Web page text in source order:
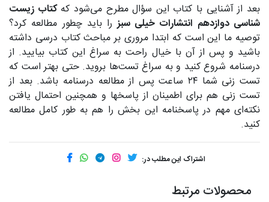
بعد از آشنایی با کتاب این سؤال مطرح می‌شود کهکتاب زیست
شناسی دوازدهم انتشارات خیلی سبز را باید چطور مطالعه کرد؟
توصیه ما این است که ابتدا مروری بر مباحث کتاب درسی داشته
باشید و پس از آن با خیال راحت به سراغ این کتاب بیایید. از
درسنامه شروع کنید و به سراغ تست‌ها بروید. حتی بهتر است که
تست زنی شما ۲۴ ساعت پس از مطالعه درسنامه باشد. بعد از
تست زنی هم برای اطمینان از پاسخها و همچنین احتمال یافتن
نکته‌ای مهم در پاسخنامه این بخش را هم به طور کامل مطالعه
کنید.
اشتراک این مطلب در:
محصولات مرتبط